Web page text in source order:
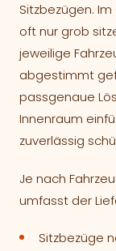
Sitzbezügen.
oft nur grob
jeweilige
abgestimmt
passgenaue
Innenraum
zuverlässig
Je nach
umfasst der
Sitzbezüge